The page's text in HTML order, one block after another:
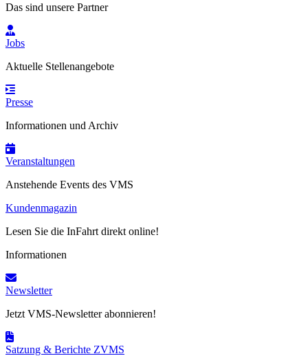
Das sind unsere Partner
Jobs
Aktuelle Stellenangebote
Presse
Informationen und Archiv
Veranstaltungen
Anstehende Events des VMS
Kundenmagazin
Lesen Sie die InFahrt direkt online!
Informationen
Newsletter
Jetzt VMS-Newsletter abonnieren!
Satzung & Berichte ZVMS